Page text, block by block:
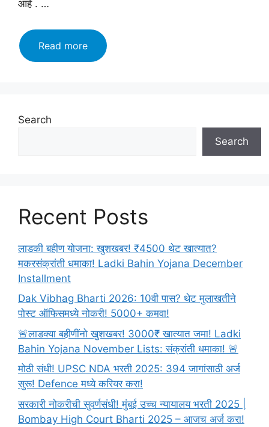
आहे . …
Read moreJalgao
Mahanagarpalika
हजार
इथे
करा
Search
Search
Recent Posts
लाडकी बहीण योजना: खुशखबर! ₹4500 थेट खात्यात?
मकरसंक्रांती धमाका! Ladki Bahin Yojana December
Installment
Dak Vibhag Bharti 2026: 10वी पास? थेट मुलाखतीने
पोस्ट ऑफिसमध्ये नोकरी! 5000+ कमवा!
🚨लाडक्या बहीणींनो खुशखबर! 3000₹ खात्यात जमा! Ladki
Bahin Yojana November Lists: संक्रांती धमाका! 🚨
मोठी संधी! UPSC NDA भरती 2025: 394 जागांसाठी अर्ज
सुरू! Defence मध्ये करियर करा!
सरकारी नोकरीची सुवर्णसंधी! मुंबई उच्च न्यायालय भरती 2025 |
Bombay High Court Bharti 2025 – आजच अर्ज करा!